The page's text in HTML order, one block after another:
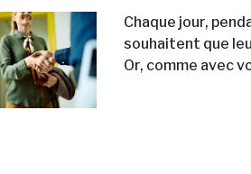
Chaque jour,
souhaitent que
Or, comme avec